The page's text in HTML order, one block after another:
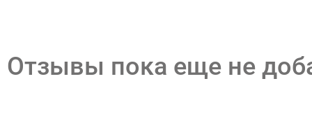
Отзывы пока еще не